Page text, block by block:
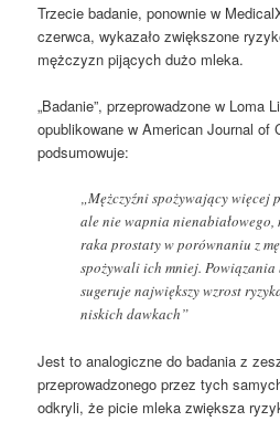
Trzecie badanie, ponownie w
czerwca, wykazało zwiększone
mężczyzn pijących dużo mleka.
„Badanie”, przeprowadzone w Loma
opublikowane w American Journal of
podsumowuje:
„Mężczyźni spożywający więcej
ale nie wapnia nienabiałowego,
raka prostaty w porównaniu z
spożywali ich mniej. Powiązania
sugeruje największy wzrost
niskich dawkach”
Jest to analogiczne do badania z
przeprowadzonego przez tych
odkryli, że picie mleka zwiększa